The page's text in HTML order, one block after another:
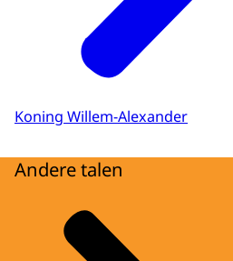
Koning Willem-Alexander
Andere talen